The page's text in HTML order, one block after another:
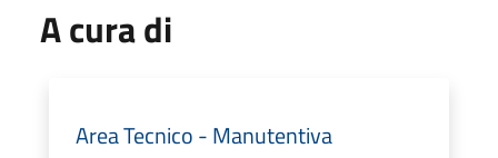
A cura di
Area Tecnico - Manutentiva